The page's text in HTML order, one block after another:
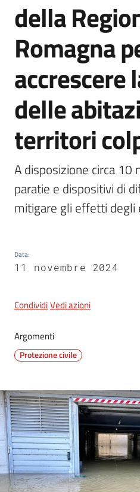
Casalfiumanese
5x1000
Servizi
on-
line
Tutti
gli
argomenti
della
Romagna
accrescere
delle
territori
A disposizione circa 10
paratie e dispositivi di
mitigare gli effetti degli
Data:
11 novembre 2024
CondividiVedi azioni
Argomenti
Protezione civile